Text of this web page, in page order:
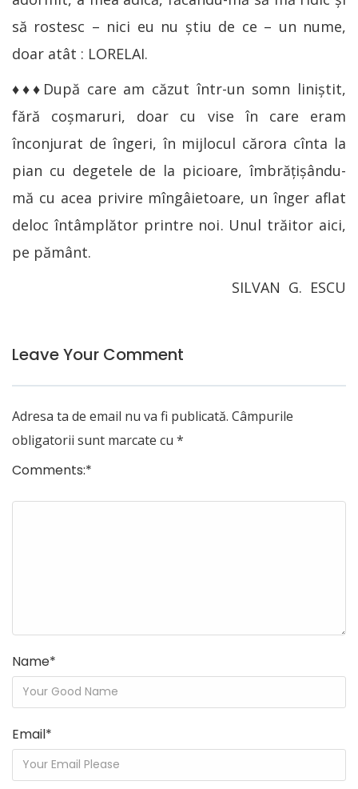
să rostesc – nici eu nu știu de ce – un nume,
doar atât : LORELAI.
♦♦♦După care am căzut într-un somn liniștit,
fără coșmaruri, doar cu vise în care eram
înconjurat de îngeri, în mijlocul cărora cînta la
pian cu degetele de la picioare, îmbrățișându-
mă cu acea privire mîngâietoare, un înger aflat
deloc întâmplător printre noi. Unul trăitor aici,
pe pământ.
SILVAN G. ESCU
Leave Your Comment
Adresa ta de email nu va fi publicată. Câmpurile
obligatorii sunt marcate cu *
Comments:*
Name*
Email*